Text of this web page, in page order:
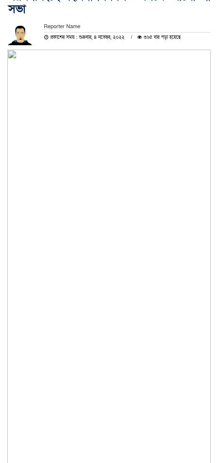
সভা
Reporter Name
প্রকাশের সময় : শুক্রবার, ৪ নভেম্বর, ২০২২ ৩৬৫ বার পড়া হয়েছে